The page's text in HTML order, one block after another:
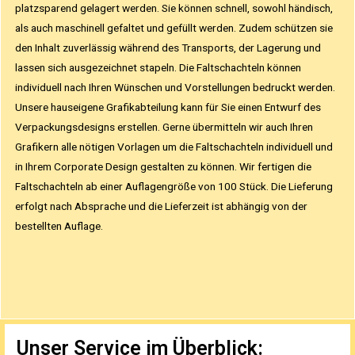
platzsparend gelagert werden. Sie können schnell, sowohl händisch,
als auch maschinell gefaltet und gefüllt werden. Zudem schützen sie
den Inhalt zuverlässig während des Transports, der Lagerung und
lassen sich ausgezeichnet stapeln. Die Faltschachteln können
individuell nach Ihren Wünschen und Vorstellungen bedruckt werden.
Unsere hauseigene Grafikabteilung kann für Sie einen Entwurf des
Verpackungsdesigns erstellen. Gerne übermitteln wir auch Ihren
Grafikern alle nötigen Vorlagen um die Faltschachteln individuell und
in Ihrem Corporate Design gestalten zu können. Wir fertigen die
Faltschachteln ab einer Auflagengröße von 100 Stück. Die Lieferung
erfolgt nach Absprache und die Lieferzeit ist abhängig von der
bestellten Auflage.
Unser Service im Überblick: